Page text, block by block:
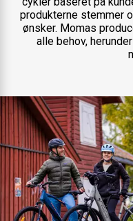
produkterne stemmer
ønsker. Momas
alle behov,